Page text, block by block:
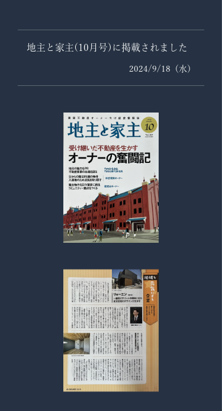
地主と家主(10月号)に掲載されました
2024/9/18（水）